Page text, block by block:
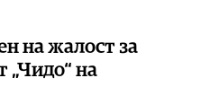
на жалост за
„Чидо“ на